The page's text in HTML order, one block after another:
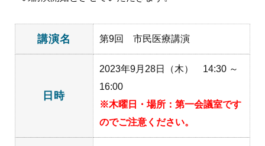
講演名 第9回 市民医療講演
日時
2023年9月28日（木） 14:30 ～
16:00
※木曜日・場所：第一会議室です
のでご注意ください。